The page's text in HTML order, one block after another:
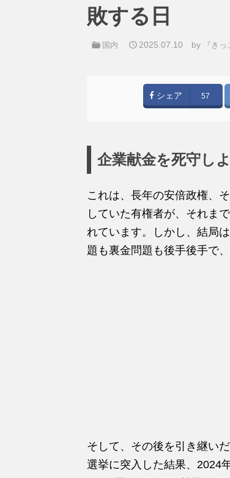
敗する日
国内 2025.07.10 by 『き
シェア 57
企業献金を死守し
これは、長年の安倍政権、
していた有権者が、それま
れています。しかし、結局
題も裏金問題も後手後手で
そして、その後を引き継い
選挙に突入した結果、2024